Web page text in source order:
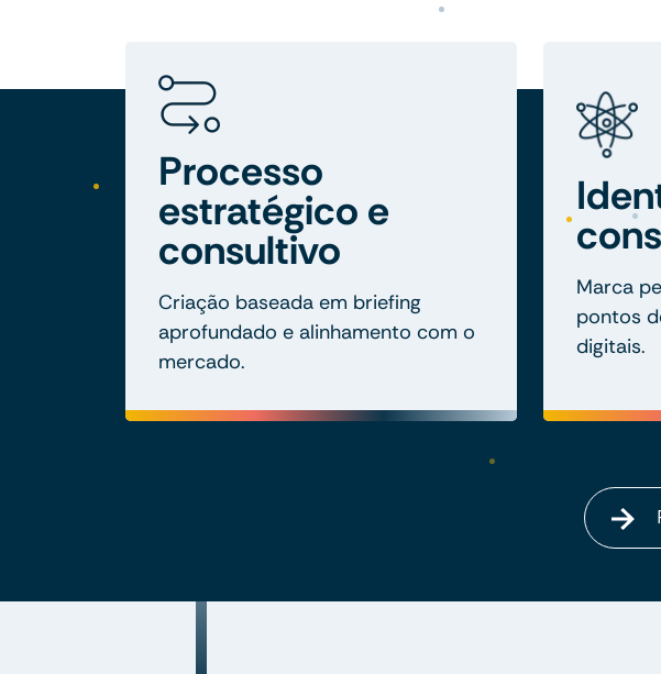
Processo
estratégico e
consultivo
Criação baseada em briefing
aprofundado e alinhamento com o
mercado.
Marca
pontos
digitais.